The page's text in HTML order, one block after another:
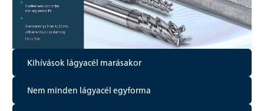
Kihívások lágyacél marásakor
Nem minden lágyacél egyforma